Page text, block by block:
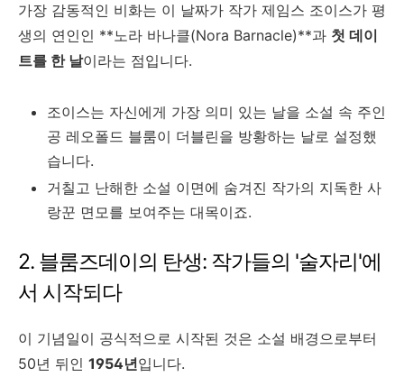
가장 감동적인 비화는 이 날짜가 작가 제임스 조이스가 평
생의 연인인 **노라 바나클(Nora Barnacle)**과 첫 데이
트를 한 날이라는 점입니다.
조이스는 자신에게 가장 의미 있는 날을 소설 속 주인
공 레오폴드 블룸이 더블린을 방황하는 날로 설정했
습니다.
거칠고 난해한 소설 이면에 숨겨진 작가의 지독한 사
랑꾼 면모를 보여주는 대목이죠.
2. 블룸즈데이의 탄생: 작가들의 '술자리'에
서 시작되다
이 기념일이 공식적으로 시작된 것은 소설 배경으로부터
50년 뒤인 1954년입니다.